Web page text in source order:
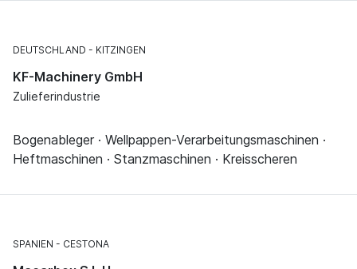
DEUTSCHLAND KITZINGEN
KF-Machinery GmbH
Zulieferindustrie
Bogenableger · Wellpappen-Verarbeitungsmaschinen ·
Heftmaschinen · Stanzmaschinen · Kreisscheren
SPANIEN CESTONA